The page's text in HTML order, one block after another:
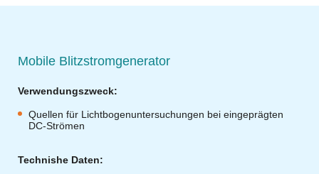
Mobile Blitzstromgenerator
Verwendungszweck:
Quellen für Lichtbogenuntersuchungen bei eingeprägten
DC-Strömen
Technishe Daten: